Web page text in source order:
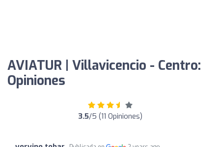
AVIATUR | Villavicencio - Centro:
Opiniones
3.5/5 (11 Opiniones)